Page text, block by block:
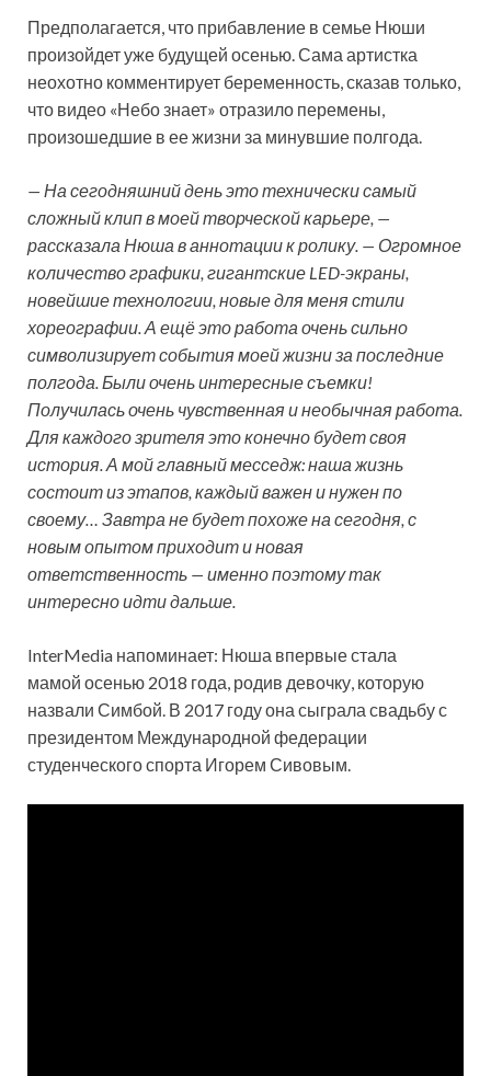
Предполагается, что прибавление в семье Нюши
произойдет уже будущей осенью. Сама артистка
неохотно комментирует беременность, сказав только,
что видео «Небо знает» отразило перемены,
произошедшие в ее жизни за минувшие полгода.
— На сегодняшний день это технически самый
сложный клип в моей творческой карьере, —
рассказала Нюша в аннотации к ролику. — Огромное
количество графики, гигантские LED-экраны,
новейшие технологии, новые для меня стили
хореографии. А ещё это работа очень сильно
символизирует события моей жизни за последние
полгода. Были очень интересные съемки!
Получилась очень чувственная и необычная работа.
Для каждого зрителя это конечно будет своя
история. А мой главный месседж: наша жизнь
состоит из этапов, каждый важен и нужен по
своему… Завтра не будет похоже на сегодня, с
новым опытом приходит и новая
ответственность — именно поэтому так
интересно идти дальше.
InterMedia напоминает: Нюша впервые стала
мамой осенью 2018 года, родив девочку, которую
назвали Симбой. В 2017 году она сыграла свадьбу с
президентом Международной федерации
студенческого спорта Игорем Сивовым.